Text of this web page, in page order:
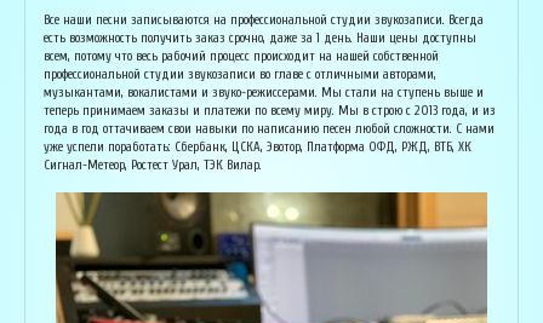
Все наши песни записываются на профессиональной студии звукозаписи. Всегда
есть возможность получить заказ срочно, даже за 1 день. Наши цены доступны
всем, потому что весь рабочий процесс происходит на нашей собственной
профессиональной студии звукозаписи во главе с отличными авторами,
музыкантами, вокалистами и звуко-режиссерами. Мы стали на ступень выше и
теперь принимаем заказы и платежи по всему миру. Мы в строю с 2013 года, и из
года в год оттачиваем свои навыки по написанию песен любой сложности. С нами
уже успели поработать: Сбербанк, ЦСКА, Эвотор, Платформа ОФД, РЖД, ВТБ, ХК
Сигнал-Метеор, Ростест Урал, ТЭК Вилар.
Основатель организации "Лайвсонг". С детства занимается музыкой, пишет
аранжировки, делает сведение и мастеринг на профессиональном уровне.
Может сделать коммерческий звук даже по записи с диктофона :) Состоит в
дуэте "Ag Jan", и выступает на концертах по всей России. Снимает клипы
вместе со своими музыкантами, и они собирают более 1 млн. просмотров на
ютубе! В основном пишет песни о любви, семье и ценностях жизни. Армен
сделает из вашей истории настоящую конфетку, обращайтесь!
Исполнитель, звукорежиссёр